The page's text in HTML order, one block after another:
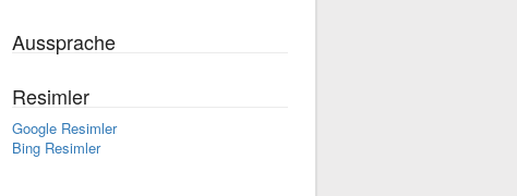
Aussprache
Resimler
Google Resimler
Bing Resimler